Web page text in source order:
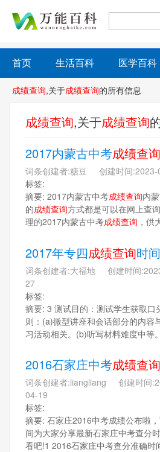
首页 生活百科 医学百科
成绩查询,关于成绩查询的所有信息
成绩查询,关于成绩查询
2017内蒙古中考成绩查询
词条创建者:糖豆 创建时间:2023-
标签:
摘要: 2017内蒙古中考成绩查询内
的成绩查询方式都是可以在网上查
理的2017内蒙古中考成绩查询 ，供
2017年专四成绩查询时
词条创建者:大福地 创建时间
27
标签:
摘要: 3 测试目的：测试学生获取口
则：(a)微型讲座和会话部分的内容
习活动相关。(b)听写材料难度中等
2016石家庄中考成绩查询
词条创建者:liangliang 创建时间
04-19
标签:
摘要: 石家庄2016中考成绩公布啦
间为大家分享最新石家庄中考查分
看吧!1 2016石家庄中考查分准确时